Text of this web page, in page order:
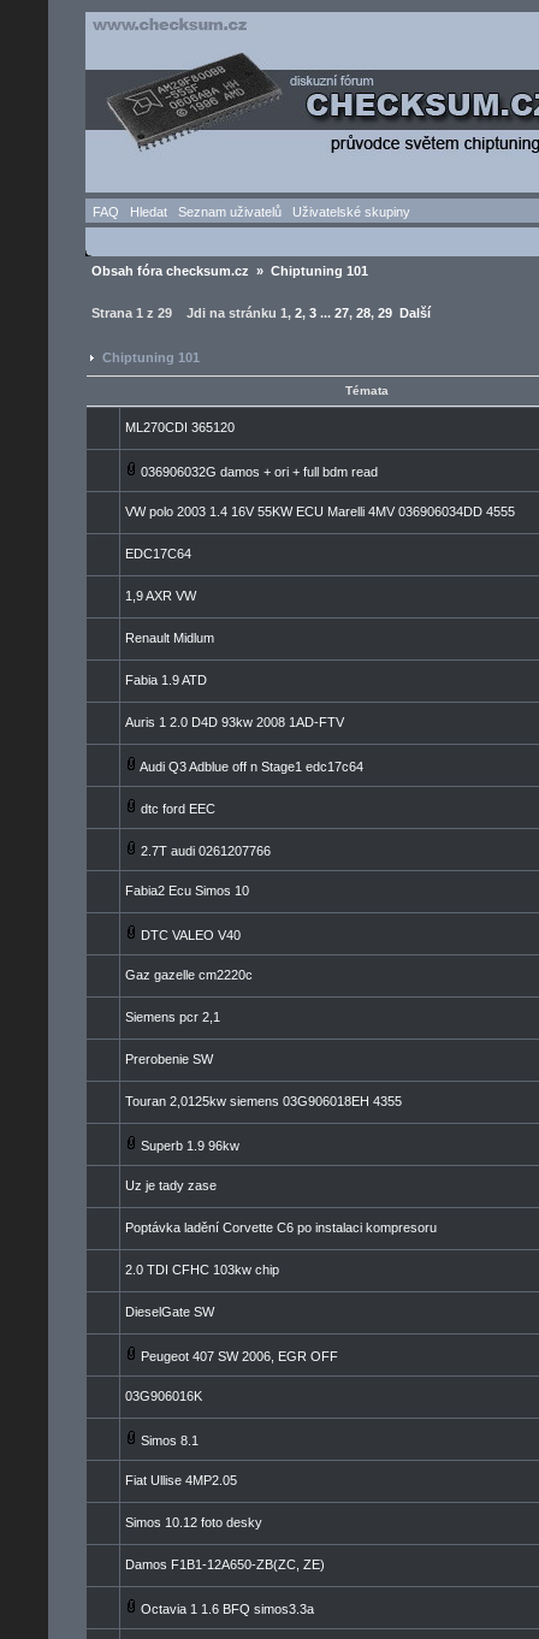
FAQ Hledat Seznam uživatelů Uživatelské skupiny
Obsah fóra checksum.cz » Chiptuning 101
Strana 1 z 29 Jdi na stránku 1, 2, 3 ... 27, 28, 29 Další
Chiptuning 101
Témata
ML270CDI 365120
036906032G damos + ori + full bdm read
VW polo 2003 1.4 16V 55KW ECU Marelli 4MV 036906034DD 4555
EDC17C64
1,9 AXR VW
Renault Midlum
Fabia 1.9 ATD
Auris 1 2.0 D4D 93kw 2008 1AD-FTV
Audi Q3 Adblue off n Stage1 edc17c64
dtc ford EEC
2.7T audi 0261207766
Fabia2 Ecu Simos 10
DTC VALEO V40
Gaz gazelle cm2220c
Siemens pcr 2,1
Prerobenie SW
Touran 2,0125kw siemens 03G906018EH 4355
Superb 1.9 96kw
Uz je tady zase
Poptávka ladění Corvette C6 po instalaci kompresoru
2.0 TDI CFHC 103kw chip
DieselGate SW
Peugeot 407 SW 2006, EGR OFF
03G906016K
Simos 8.1
Fiat Ullise 4MP2.05
Simos 10.12 foto desky
Damos F1B1-12A650-ZB(ZC, ZE)
Octavia 1 1.6 BFQ simos3.3a